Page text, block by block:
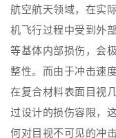
航空航天领域，在实
机飞行过程中受到外
等基体内部损伤，会
整性。而由于冲击速
在复合材料表面目视
过设计的损伤容限，
何对目视不可见的冲